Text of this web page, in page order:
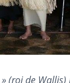
(roi de